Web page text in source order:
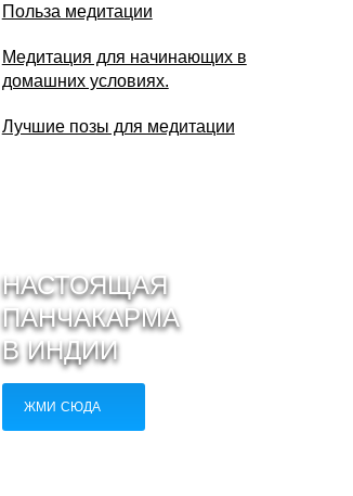
Польза медитации
Медитация для начинающих в
домашних условиях.
Лучшие позы для медитации
НАСТОЯЩАЯ
ПАНЧАКАРМА
В ИНДИИ
ЖМИ СЮДА